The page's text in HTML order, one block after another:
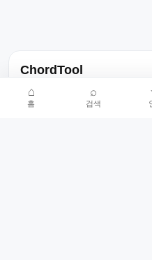
ChordTool
노래 가사, 곡 정보, 코드, 악보
서비스입니다.
⌂
홈
⌕
검색